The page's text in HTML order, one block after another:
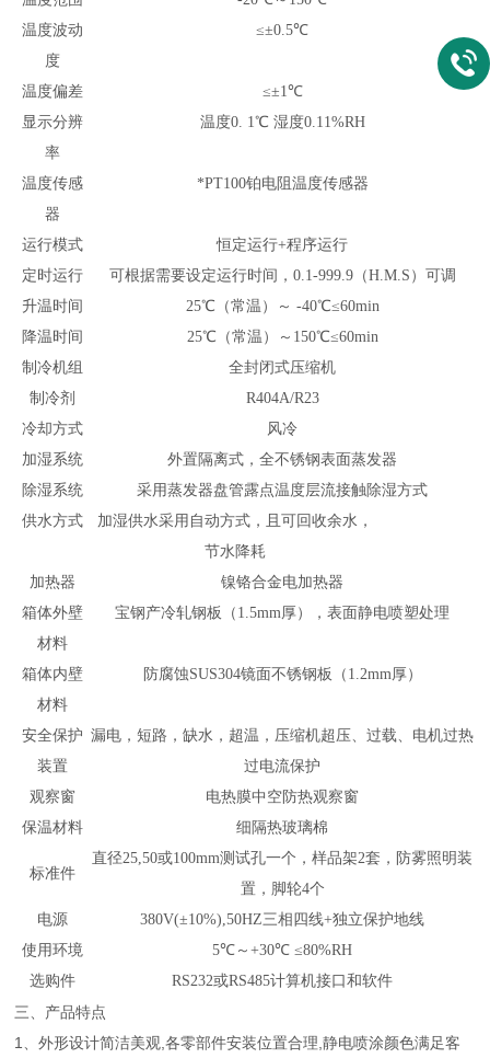
温度波动
度
≤±0.5℃
温度偏差
≤±1℃
显示分辨
率
温度0. 1℃ 湿度0.11%RH
温度传感
器
*PT100铂电阻温度传感器
运行模式
恒定运行+程序运行
定时运行
可根据需要设定运行时间，0.1-999.9（H.M.S）可调
升温时间
25℃（常温）～ -40℃≤60min
降温时间
25℃（常温）～150℃≤60min
制冷机组
全封闭式压缩机
制冷剂
R404A/R23
冷却方式
风冷
加湿系统
外置隔离式，全不锈钢表面蒸发器
除湿系统
采用蒸发器盘管露点温度层流接触除湿方式
供水方式
加湿供水采用自动方式，且可回收余水，
节水降耗
加热器
镍铬合金电加热器
箱体外壁
材料
宝钢产冷轧钢板（1.5mm厚），表面静电喷塑处理
箱体内壁
材料
防腐蚀SUS304镜面不锈钢板（1.2mm厚）
安全保护
装置
漏电，短路，缺水，超温，压缩机超压、过载、电机过热
过电流保护
观察窗
电热膜中空防热观察窗
保温材料
细隔热玻璃棉
标准件
直径25,50或100mm测试孔一个，样品架2套，防雾照明装
置，脚轮4个
电源
380V(±10%),50HZ三相四线+独立保护地线
使用环境
5℃～+30℃ ≤80%RH
选购件
RS232或RS485计算机接口和软件
三、产品特点
1、外形设计简洁美观,各零部件安装位置合理,静电喷涂颜色满足客